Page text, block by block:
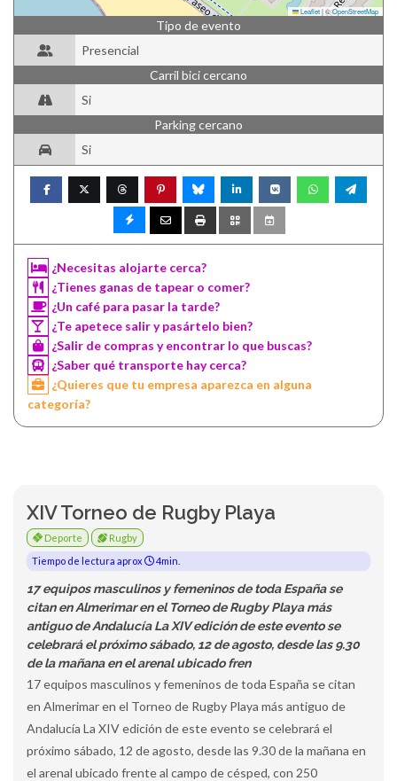
Leaflet|©OpenStreetMap
Tipo de evento
Presencial
Carril bici cercano
Si
Parking cercano
Si
¿Necesitas alojarte cerca?
¿Tienes ganas de tapear o comer?
¿Un café para pasar la tarde?
¿Te apetece salir y pasártelo bien?
¿Salir de compras y encontrar lo que buscas?
¿Saber qué transporte hay cerca?
¿Quieres que tu empresa aparezca en alguna
categoría?
XIV Torneo de Rugby Playa
Deporte
Rugby
Tiempo de lectura aprox
4min.
17 equipos masculinos y femeninos de toda España se
citan en Almerimar en el Torneo de Rugby Playa más
antiguo de Andalucía La XIV edición de este evento se
celebrará el próximo sábado, 12 de agosto, desde las 9.30
de la mañana en el arenal ubicado fren
17 equipos masculinos y femeninos de toda España se citan
en Almerimar en el Torneo de Rugby Playa más antiguo de
Andalucía La XIV edición de este evento se celebrará el
próximo sábado, 12 de agosto, desde las 9.30 de la mañana en
el arenal ubicado frente al campo de césped, con 250